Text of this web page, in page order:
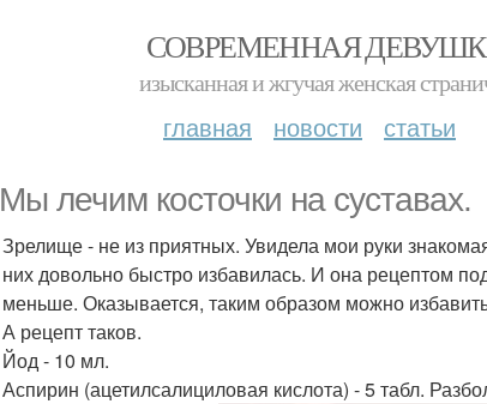
СОВРЕМЕННАЯ
изысканная и жгучая женская
главная новости статьи
Мы лечим косточки на суставах.
Зрелище - не из приятных. Увидела мои руки
них довольно быстро избавилась. И она рецептом
меньше. Оказывается, таким образом можно
А рецепт таков.
Йод - 10 мл.
Аспирин (ацетилсалициловая кислота) - 5 табл.